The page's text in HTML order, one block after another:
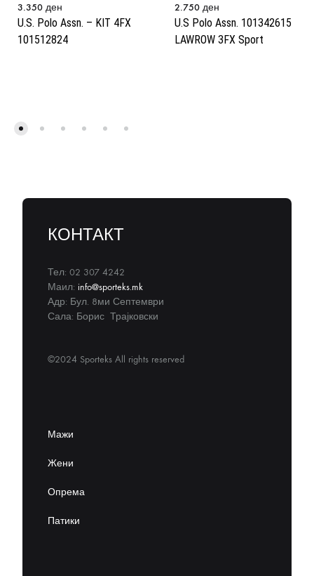
U.S. Polo Assn. – KIT 4FX
101512824
3.350 ден
U.S Polo Assn. 101342615
LAWROW 3FX Sport
2.750 ден
КОНТАКТ
Тел: 02 307 4242
Маил: info@sporteks.mk
Адр: Бул. 8ми Септември
Сала: Борис Трајковски
©2024 Sporteks All rights reserved
Мажи
Жени
Опрема
Патики